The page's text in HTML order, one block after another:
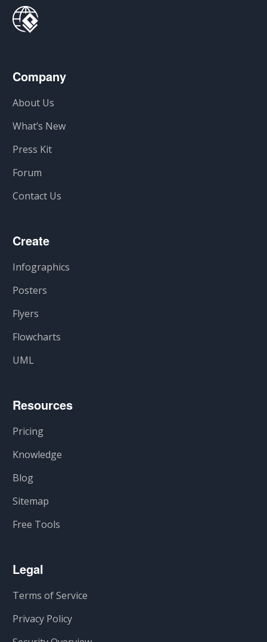
Company
About Us
What’s New
Press Kit
Forum
Contact Us
Create
Infographics
Posters
Flyers
Flowcharts
UML
Resources
Pricing
Knowledge
Blog
Sitemap
Free Tools
Legal
Terms of Service
Privacy Policy